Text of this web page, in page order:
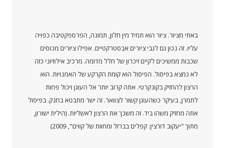
באתי מציור. ציור הוא תמיד מין חלון, תמונה, הפרספקטיבה כפויה
עליו. זה נכון גם לגבי ציורים אבסטרקטיים. אפילו ציורים מכוסים
שכבות ממשיכים לקיים זיכרון של חלל מדומה. מרכיב אילוזיוני כזה
לא נמצא בפיסול. הפיסול הוא קומת הקרקע של האמנויות. הוא
הרצון להחזיק בקונקרטי. אתה קרוב יותר אל העוגן ויכול פחות
לתמרן, בעיקר כשהעוגן קשור לצוואר. זה ישר מתבטא בחנק. בפיסול
אתה מחזיק משהו ביד. זה משכך את הרצון לאשליות. (הילית ישורון,
מתוך "יעקוב דורצין: קפלים בברזל ומחוות של קווים", 2009)